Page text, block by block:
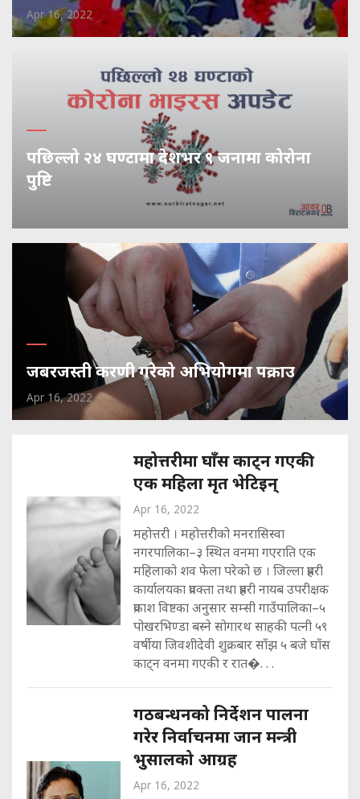
Apr 16, 2022
पछिल्लो २४ घण्टामा देशभर ९ जनामा कोरोना
पुष्टि
जबरजस्ती करणी गरेको अभियोगमा पक्राउ
Apr 16, 2022
महोत्तरीमा घाँस काट्न गएकी
एक महिला मृत भेटिइन्
Apr 16, 2022
महोत्तरी । महोत्तरीको मनरासिस्वा
नगरपालिका–३ स्थित वनमा गएराति एक
महिलाको शव फेला परेको छ । जिल्ला प्रहरी
कार्यालयका प्रवक्ता तथा प्रहरी नायब उपरीक्षक
प्रकाश विष्टका अनुसार सम्सी गाउँपालिका–५
पोखरभिण्डा बस्ने सोगारथ साहकी पत्नी ५९
वर्षीया जिवशीदेवी शुक्रबार साँझ ५ बजे घाँस
काट्न वनमा गएकी र रात�. . .
गठबन्धनको निर्देशन पालना
गरेर निर्वाचनमा जान मन्त्री
भुसालको आग्रह
Apr 16, 2022